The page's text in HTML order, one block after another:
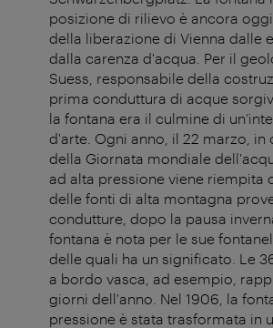
posizione di rilievo è ancora
della liberazione di Vienna dalle
dalla carenza d'acqua. Per il
Suess, responsabile della
prima conduttura di acque
la fontana era il culmine di
d'arte. Ogni anno, il 22 marzo, in
della Giornata mondiale
ad alta pressione viene riempita
delle fonti di alta montagna
condutture, dopo la pausa
fontana è nota per le sue
delle quali ha un significato. Le
a bordo vasca, ad esempio,
giorni dell'anno. Nel 1906, la
pressione è stata trasformata in